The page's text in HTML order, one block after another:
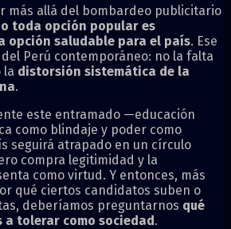
más allá del bombardeo publicitario
toda opción popular es
opción saludable para el país. Ese
Perú contemporáneo: no la falta
la distorsión sistemática de la
.
este entramado —educación
como blindaje y poder como
seguirá atrapado en un círculo
compra legitimidad y la
como virtud. Y entonces, más
qué ciertos candidatos suben o
deberíamos preguntarnos qué
a tolerar como sociedad.